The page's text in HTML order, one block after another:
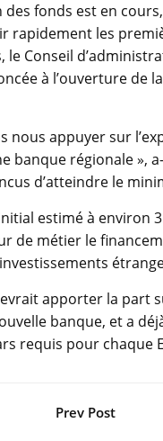
des fonds est en
rapidement les
Conseil
à l’ouverture de
nous appuyer sur
banque régionale »,
d’atteindre le
estimé à environ
de métier le
apporter la part
banque, et a
requis pour chaque
Prev Post